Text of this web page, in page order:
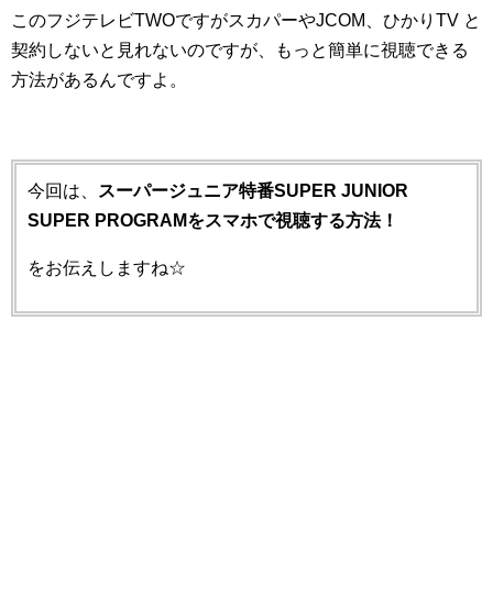
このフジテレビTWOですがスカパーやJCOM、ひかりTV と
契約しないと見れないのですが、もっと簡単に視聴できる
方法があるんですよ。
今回は、
スーパージュニア特番SUPER JUNIOR
SUPER PROGRAMをスマホで視聴する方法！
をお伝えしますね☆